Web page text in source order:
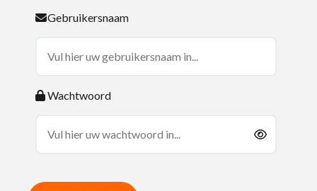
Gebruikersnaam
Wachtwoord